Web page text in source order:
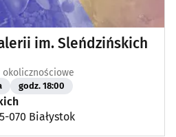
im. Sleńdzińskich
okolicznościowe
godz. 18:00
070 Białystok